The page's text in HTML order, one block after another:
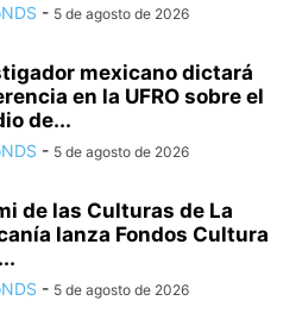
- 5 de agosto de 2026
mexicano dictará
en la UFRO sobre el
de...
- 5 de agosto de 2026
de las Culturas de La
lanza Fondos Cultura
- 5 de agosto de 2026